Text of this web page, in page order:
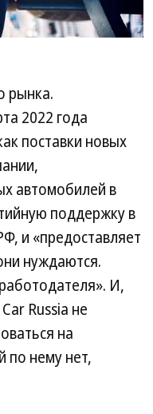
рынка.
2022 года
поставки новых
автомобилей в
поддержку в
и «предоставляет
нуждаются.
И,
Russia не
на
по нему нет,